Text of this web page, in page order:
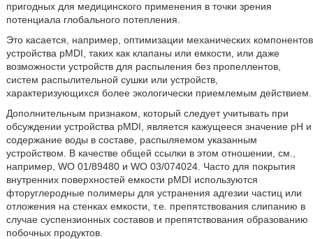
пригодных для медицинского применения в точки зрения
потенциала глобального потепления.
Это касается, например, оптимизации механических компонентов
устройства pMDI, таких как клапаны или емкости, или даже
возможности устройств для распыления без пропеллентов,
систем распылительной сушки или устройств,
характеризующихся более экологически приемлемым действием.
Дополнительным признаком, который следует учитывать при
обсуждении устройства pMDI, является кажущееся значение pH и
содержание воды в составе, распыляемом указанным
устройством. В качестве общей ссылки в этом отношении, см.,
например, WO 01/89480 и WO 03/074024. Часто для покрытия
внутренних поверхностей емкости pMDI используются
фторуглеродные полимеры для устранения адгезии частиц или
отложения на стенках емкости, т.е. препятствования слипанию в
случае суспензионных составов и препятствования образованию
побочных продуктов.